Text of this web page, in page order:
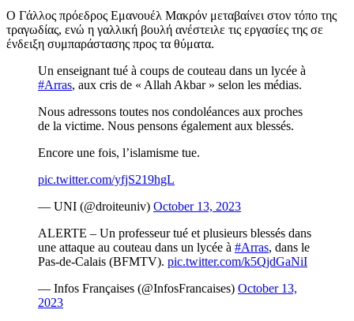
Ο Γάλλος πρόεδρος Εμανουέλ Μακρόν μεταβαίνει στον τόπο της
τραγωδίας, ενώ η γαλλική βουλή ανέστειλε τις εργασίες της σε
ένδειξη συμπαράστασης προς τα θύματα.
Un enseignant tué à coups de couteau dans un lycée à
#Arras, aux cris de « Allah Akbar » selon les médias.
Nous adressons toutes nos condoléances aux proches
de la victime. Nous pensons également aux blessés.
Encore une fois, l’islamisme tue.
pic.twitter.com/yfjS219hgL
— UNI (@droiteuniv) October 13, 2023
ALERTE – Un professeur tué et plusieurs blessés dans
une attaque au couteau dans un lycée à #Arras, dans le
Pas-de-Calais (BFMTV). pic.twitter.com/k5QjdGaNiI
— Infos Françaises (@InfosFrancaises) October 13,
2023